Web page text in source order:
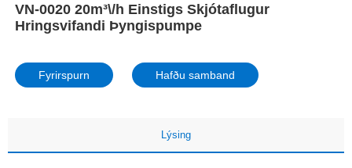
VN-0020 20m³\/h Einstigs Skjótaflugur
Hringsvifandi Þyngispumpe
Fyrirspurn Hafðu samband
Lýsing